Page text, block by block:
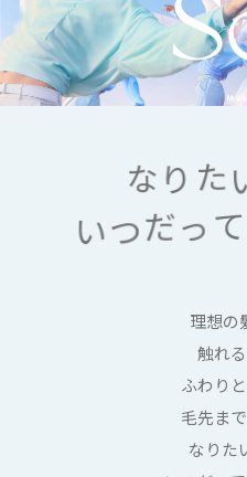
な り た
いつだ っ て
理想の
触れる
ふわりと
毛先ま
なりた